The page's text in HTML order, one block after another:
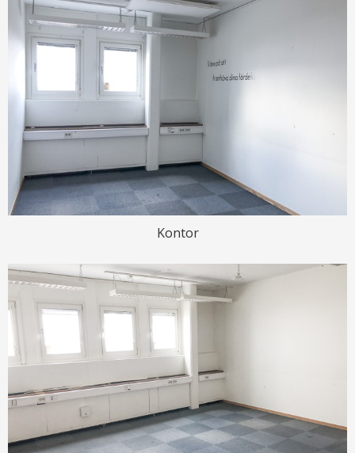
Kontor